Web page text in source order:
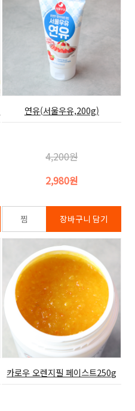
연유(서울우유,200g)
4,200원
2,980원
카로우 오렌지필 페이스트250g